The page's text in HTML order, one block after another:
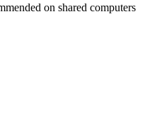
on shared computers